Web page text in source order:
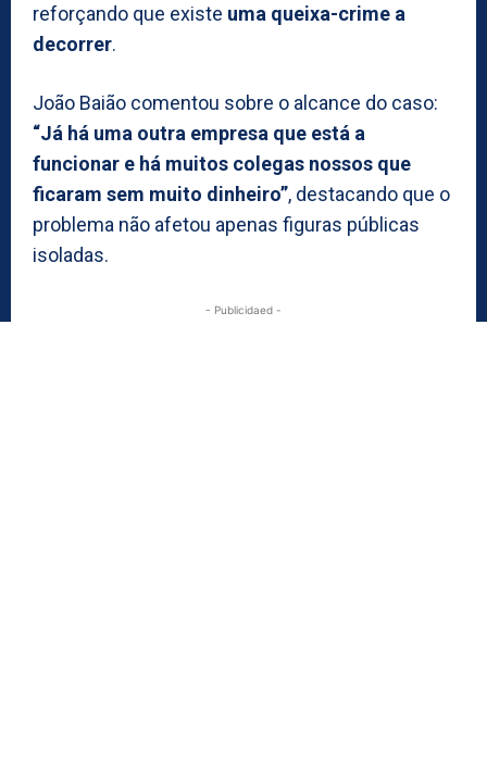
reforçando que existe uma queixa-crime a
decorrer.
João Baião comentou sobre o alcance do caso:
“Já há uma outra empresa que está a
funcionar e há muitos colegas nossos que
ficaram sem muito dinheiro”, destacando que o
problema não afetou apenas figuras públicas
isoladas.
- Publicidaed -